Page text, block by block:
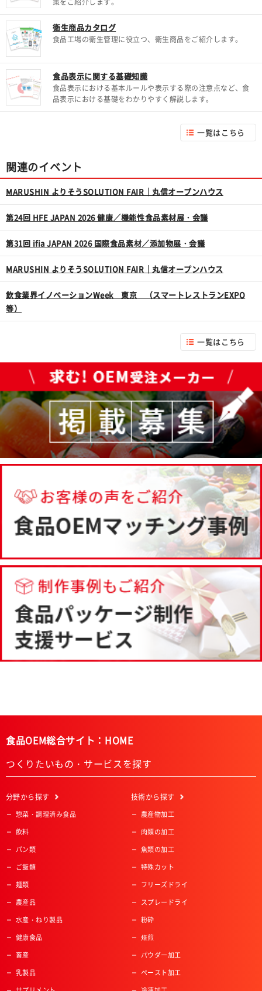
衛生商品カタログ
食品工場の衛生管理に役立つ、衛生商品をご紹介します。
食品表示に関する基礎知識
食品表示における基本ルールや表示する際の注意点など、食
品表示における基礎をわかりやすく解説します。
一覧はこちら
関連のイベント
MARUSHIN よりそうSOLUTION FAIR｜丸信オープンハウス
第24回 HFE JAPAN 2026 健康／機能性食品素材展・会議
第31回 ifia JAPAN 2026 国際食品素材／添加物展・会議
MARUSHIN よりそうSOLUTION FAIR｜丸信オープンハウス
飲食業界イノベーションWeek 東京 （スマートレストランEXPO
等）
一覧はこちら
食品OEM総合サイト：HOME
つくりたいもの・サービスを探す
分野から探す
惣菜・調理済み食品
飲料
パン類
ご飯類
麺類
農産品
水産・ねり製品
健康食品
畜産
乳製品
技術から探す
農産物加工
肉類の加工
魚類の加工
特殊カット
フリーズドライ
スプレードライ
粉砕
焙煎
パウダー加工
ペースト加工